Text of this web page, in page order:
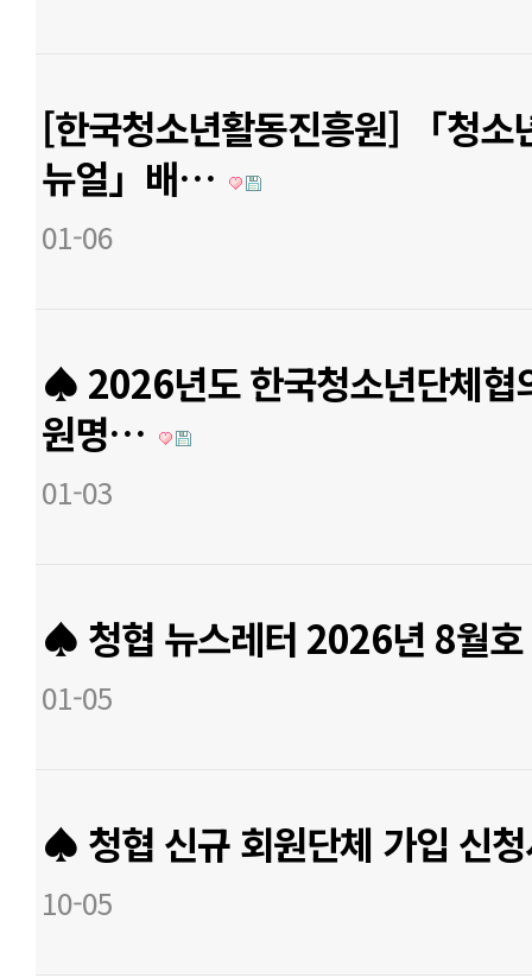
[한국청소년활동진흥원] 「청소
뉴얼」배…
01-06
♠ 2026년도 한국청소년단체협
원명…
01-03
♠ 청협 뉴스레터 2026년 8월
01-05
♠ 청협 신규 회원단체 가입 신
10-05